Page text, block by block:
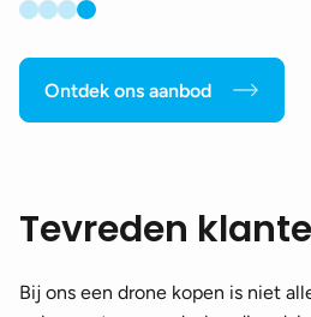
Ontdek ons aanbod
Tevreden
Bij ons een drone kopen is niet